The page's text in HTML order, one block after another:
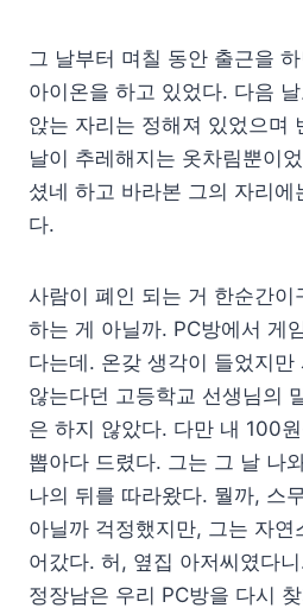
그 날부터 며칠 동안 출근을
아이온을 하고 있었다. 다음
앉는 자리는 정해져 있었으며
날이 추레해지는 옷차림뿐이
셨네 하고 바라본 그의 자리
다.
사람이 폐인 되는 거 한순간
하는 게 아닐까. PC방에서 게
다는데. 온갖 생각이 들었지만
않는다던 고등학교 선생님의
은 하지 않았다. 다만 내 100
뽑아다 드렸다. 그는 그 날 나
나의 뒤를 따라왔다. 뭘까, 스
아닐까 걱정했지만, 그는 자
어갔다. 허, 옆집 아저씨였다
정장남은 우리 PC방을 다시